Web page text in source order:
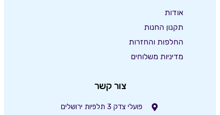
אודות
תקנון החנות
החלפות והחזרות
מדיניות משלוחים
צור קשר
פועלי צדק 3 תלפיות ירושלים